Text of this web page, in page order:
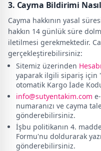
3. Cayma Bildirimi Nasıl
Cayma hakkının yasal
hakkın 14 günlük süre
iletilmesi gerekmektedir.
gerçekleştirebilirsiniz:
Sitemiz üzerinden
yaparak ilgili sipariş için
otomatik Kargo İade
info@sutyentakim.com
numaranızı ve cayma
gönderebilirsiniz.
İşbu politikanın 4.
Formu'nu doldurarak
gönderebilirsiniz.